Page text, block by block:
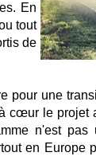
En
tout
de
pour une
cœur le projet
n'est
en Europe